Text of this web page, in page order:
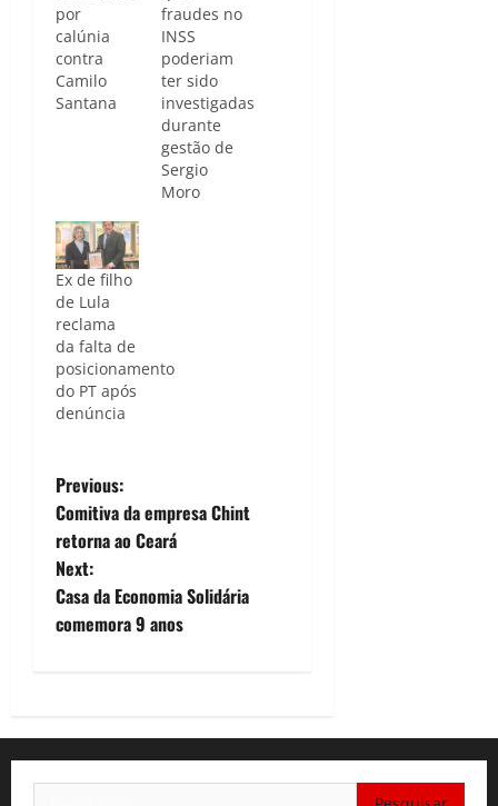
por
calúnia
contra
Camilo
Santana
fraudes no
INSS
poderiam
ter sido
investigadas
durante
gestão de
Sergio
Moro
Ex de filho
de Lula
reclama
da falta de
posicionamento
do PT após
denúncia
P
o
s
t
a
v
Previous:
Comitiva da empresa Chint
retorna ao Ceará
Next:
Casa da Economia Solidária
comemora 9 anos